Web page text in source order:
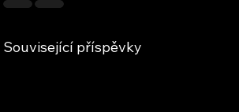
Související příspěvky